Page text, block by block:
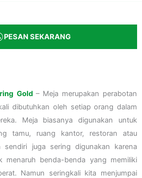
PESAN SEKARANG
Gold – Meja merupakan perabotan
dibutuhkan oleh setiap orang dalam
Meja biasanya digunakan untuk
tamu, ruang kantor, restoran atau
sendiri juga sering digunakan karena
menaruh benda-benda yang memiliki
Namun seringkali kita menjumpai